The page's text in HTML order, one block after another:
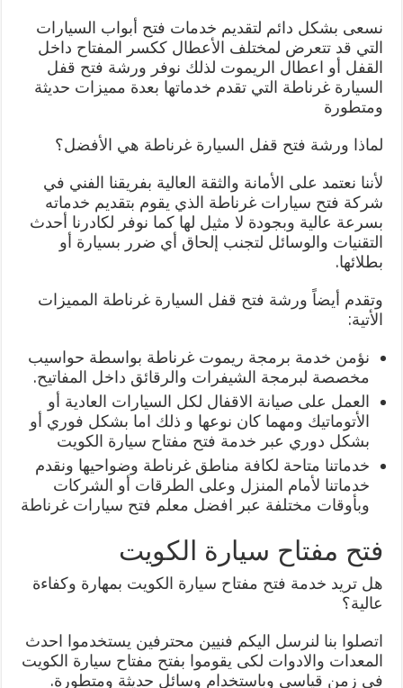
نسعى بشكل دائم لتقديم خدمات فتح أبواب السيارات
التي قد تتعرض لمختلف الأعطال ككسر المفتاح داخل
القفل أو اعطال الريموت لذلك نوفر ورشة فتح قفل
السيارة غرناطة التي تقدم خدماتها بعدة مميزات حديثة
ومتطورة
لماذا ورشة فتح قفل السيارة غرناطة هي الأفضل؟
لأننا نعتمد على الأمانة والثقة العالية بفريقنا الفني في
شركة فتح سيارات غرناطة الذي يقوم بتقديم خدماته
بسرعة عالية وبجودة لا مثيل لها كما نوفر لكادرنا أحدث
التقنيات والوسائل لتجنب إلحاق أي ضرر بسيارة أو
بطلائها.
وتقدم أيضاً ورشة فتح قفل السيارة غرناطة المميزات
الأتية:
نؤمن خدمة برمجة ريموت غرناطة بواسطة حواسيب
مخصصة لبرمجة الشيفرات والرقائق داخل المفاتيح.
العمل على صيانة الاقفال لكل السيارات العادية أو
الأتوماتيك ومهما كان نوعها و ذلك اما بشكل فوري أو
بشكل دوري عبر خدمة فتح مفتاح سيارة الكويت
خدماتنا متاحة لكافة مناطق غرناطة وضواحيها ونقدم
خدماتنا لأمام المنزل وعلى الطرقات أو الشركات
وبأوقات مختلفة عبر افضل معلم فتح سيارات غرناطة
فتح مفتاح سيارة الكويت
هل تريد خدمة فتح مفتاح سيارة الكويت بمهارة وكفاءة
عالية؟
اتصلوا بنا لنرسل اليكم فنيين محترفين يستخدموا احدث
المعدات والادوات لكى يقوموا بفتح مفتاح سيارة الكويت
في زمن قياسي وباستخدام وسائل حديثة ومتطورة.